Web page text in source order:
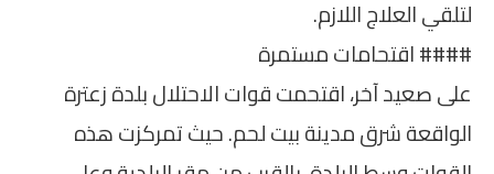
لتلقي العلاج اللازم.
#### اقتحامات مستمرة
على صعيد آخر، اقتحمت قوات الاحتلال بلدة زعترة
الواقعة شرق مدينة بيت لحم. حيث تمركزت هذه